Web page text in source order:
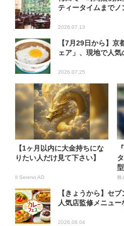
ティータイムまで
2026.07.13
【7月29日から】
ェア」、現地で人
2026.07.25
【1ヶ月以内に大金持ちにな
りたい人だけ見て下さい】
Il Sereno AD 株
【きょうから】セ
人気店監修メニュ
2026.08.04